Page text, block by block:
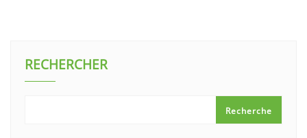
RECHERCHER
Recherche